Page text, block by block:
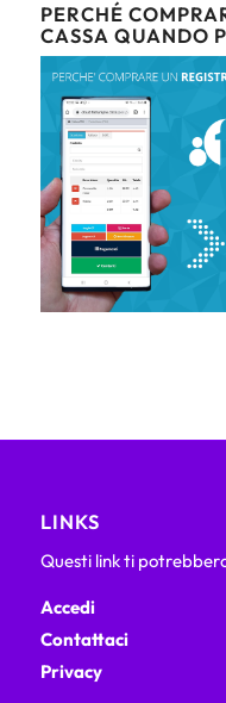
PERCHÉ
CASSA QUANDO
LINKS
Questi link ti
Accedi
Contattaci
Privacy